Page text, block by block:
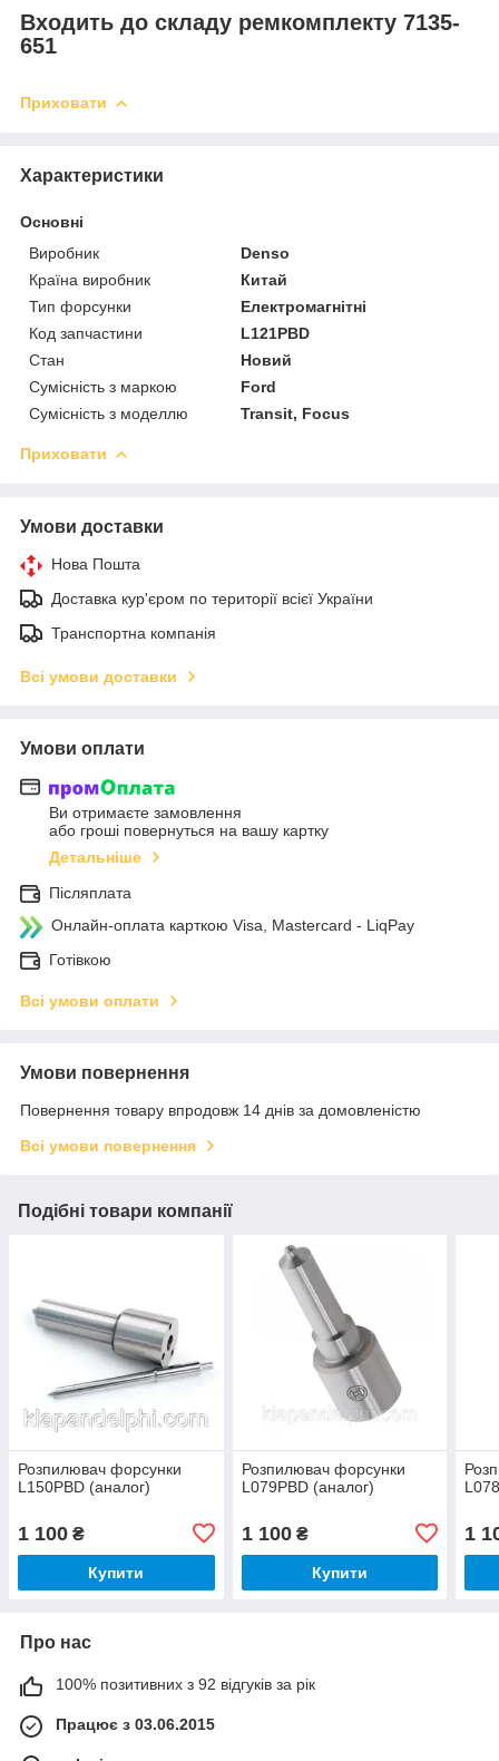
Входить до складу ремкомплекту 7135-
651
Приховати
Характеристики
Основні
Виробник
Denso
Країна виробник
Китай
Тип форсунки
Електромагнітні
Код запчастини
L121PBD
Стан
Новий
Сумісність з маркою
Ford
Сумісність з моделлю
Transit, Focus
Приховати
Умови доставки
Нова Пошта
Доставка кур'єром по території всієї України
Транспортна компанія
Всі умови доставки
Умови оплати
Ви отримаєте замовлення
або гроші повернуться на вашу картку
Детальніше
Післяплата
Онлайн-оплата карткою Visa, Mastercard - LiqPay
Готівкою
Всі умови оплати
Умови повернення
Повернення товару впродовж 14 днів за домовленістю
Всі умови повернення
Подібні товари компанії
Розпилювач форсунки
L150PBD (аналог)
1 100 ₴
Купити
Розпилювач форсунки
L079PBD (аналог)
1 100₴
Купити
1
Про нас
100% позитивних з 92 відгуків за рік
Працює з 03.06.2015